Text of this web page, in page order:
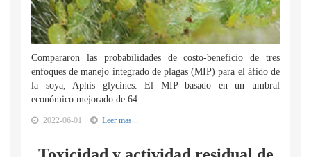
Compararon las probabilidades de costo-beneficio de tres
enfoques de manejo integrado de plagas (MIP) para el áfido de
la soya, Aphis glycines. El MIP basado en un umbral
económico mejorado de 64...
2022-06-01 Leer mas...